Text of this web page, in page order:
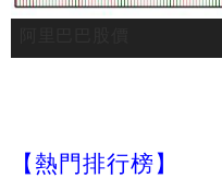
【熱門排行榜】